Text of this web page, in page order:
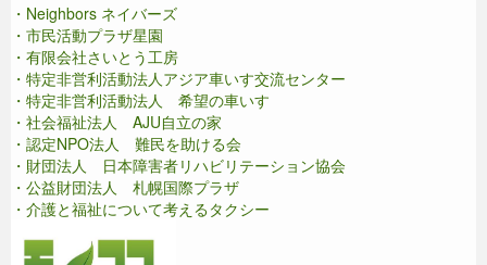
・Neighbors ネイバーズ
・市民活動プラザ星園
・有限会社さいとう工房
・特定非営利活動法人アジア車いす交流センター
・特定非営利活動法人 希望の車いす
・社会福祉法人 AJU自立の家
・認定NPO法人 難民を助ける会
・財団法人 日本障害者リハビリテーション協会
・公益財団法人 札幌国際プラザ
・介護と福祉について考えるタクシー